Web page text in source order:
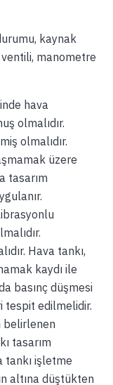
kaynak
manometre
hava
olmalıdır.
olmalıdır.
üzere
tasarım
Hava tankı,
kaydı ile
basınç düşmesi
tespit edilmelidir.
belirlenen
tasarım
tankı işletme
altına düştükten